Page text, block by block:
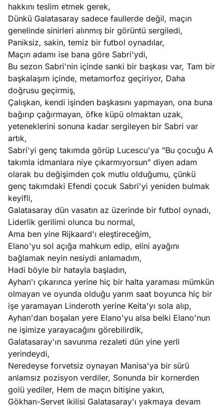
hakkını teslim etmek gerek,
Dünkü Galatasaray sadece faullerde değil, maçın
genelinde sinirleri alınmış bir görüntü sergiledi,
Paniksiz, sakin, temiz bir futbol oynadılar,
Maçın adamı ise bana göre Sabri'ydi,
Bu sezon Sabri'nin içinde sanki bir başkası var, Tam bir
başkalaşım içinde, metamorfoz geçiriyor, Daha
doğrusu geçirmiş,
Çalışkan, kendi işinden başkasını yapmayan, ona buna
bağırıp çağırmayan, öfke küpü olmaktan uzak,
yeteneklerini sonuna kadar sergileyen bir Sabri var
artık,
Sabri'yi genç takımda görüp Lucescu'ya "Bu çocuğu A
takımla idmanlara niye çıkarmıyorsun" diyen adam
olarak bu değişimden çok mutlu olduğumu, çünkü
genç takımdaki Efendi çocuk Sabri'yi yeniden bulmak
keyifli,
Galatasaray dün vasatın az üzerinde bir futbol oynadı,
Liderlik gerilimi olunca bu normal,
Ama ben yine Rijkaard'ı eleştireceğim,
Elano'yu sol açığa mahkum edip, elini ayağını
bağlamak neyin nesiydi anlamadım,
Hadi böyle bir hatayla başladın,
Ayhan'ı çıkarınca yerine hiç bir halta yaraması mümkün
olmayan ve oyunda olduğu yarım saat boyunca hiç bir
işe yaramayan Linderoth yerine Keita'yı sola alıp,
Ayhan'dan boşalan yere Elano'yu alsa belki Elano'nun
ne işimize yarayacağını görebilirdik,
Galatasaray'ın savunma rezaleti dün yine yerli
yerindeydi,
Neredeyse forvetsiz oynayan Manisa'ya bir sürü
anlamsız pozisyon verdiler, Sonunda bir kornerden
golü yediler, Hem de maçın bitişine yakın,
Gökhan-Servet ikilisi Galatasaray'ı yakmaya devam